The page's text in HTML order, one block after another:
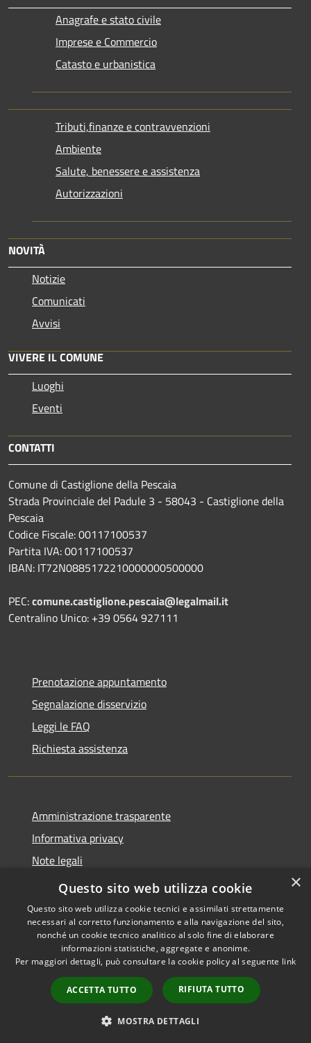
Anagrafe e stato civile
Imprese e Commercio
Catasto e urbanistica
Tributi,finanze e contravvenzioni
Ambiente
Salute, benessere e assistenza
Autorizzazioni
NOVITÀ
Notizie
Comunicati
Avvisi
VIVERE IL COMUNE
Luoghi
Eventi
CONTATTI
Comune di Castiglione della Pescaia
Strada Provinciale del Padule 3 - 58043 - Castiglione della
Pescaia
Codice Fiscale: 00117100537
Partita IVA: 00117100537
IBAN: IT72N0885172210000000500000
PEC:comune.castiglione.pescaia@legalmail.it
Centralino Unico: +39 0564 927111
Prenotazione appuntamento
Segnalazione disservizio
Leggi le FAQ
Richiesta assistenza
Amministrazione trasparente
Informativa privacy
Note legali
Dichiarazione di accessibilità
Accessibilità
Copyright © 2026 • Comune di
Castiglione della Pescaia •
Powered byMunicipium
Accesso redazione
×
Questo sito web utilizza cookie
Questo sito web utilizza cookie tecnici e assimilati strettamente
necessari al corretto funzionamento e alla navigazione del sito,
nonché un cookie tecnico analitico al solo fine di elaborare
informazioni statistiche, aggregate e anonime.
Per maggiori dettagli, può consultare la cookie policy al seguente link
ACCETTA TUTTO RIFIUTA TUTTO
MOSTRA DETTAGLI